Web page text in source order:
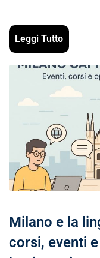
Leggi Tutto
Milano e la
corsi, eventi